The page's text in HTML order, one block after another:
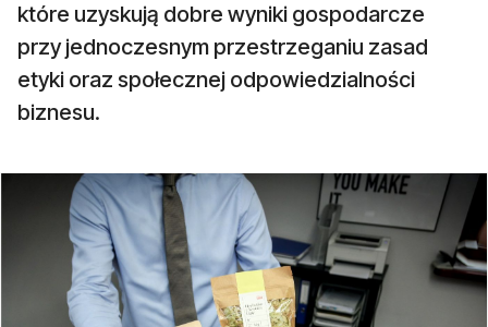
które uzyskują dobre wyniki gospodarcze
przy jednoczesnym przestrzeganiu zasad
etyki oraz społecznej odpowiedzialności
biznesu.